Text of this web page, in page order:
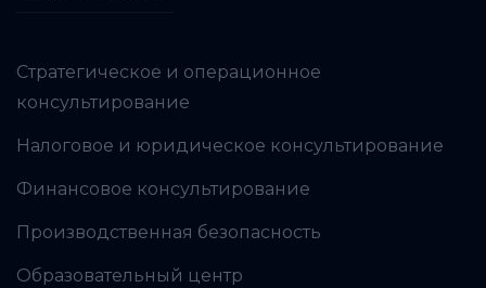
Стратегическое и операционное
консультирование
Налоговое и юридическое консультирование
Финансовое консультирование
Производственная безопасность
Образовательный центр